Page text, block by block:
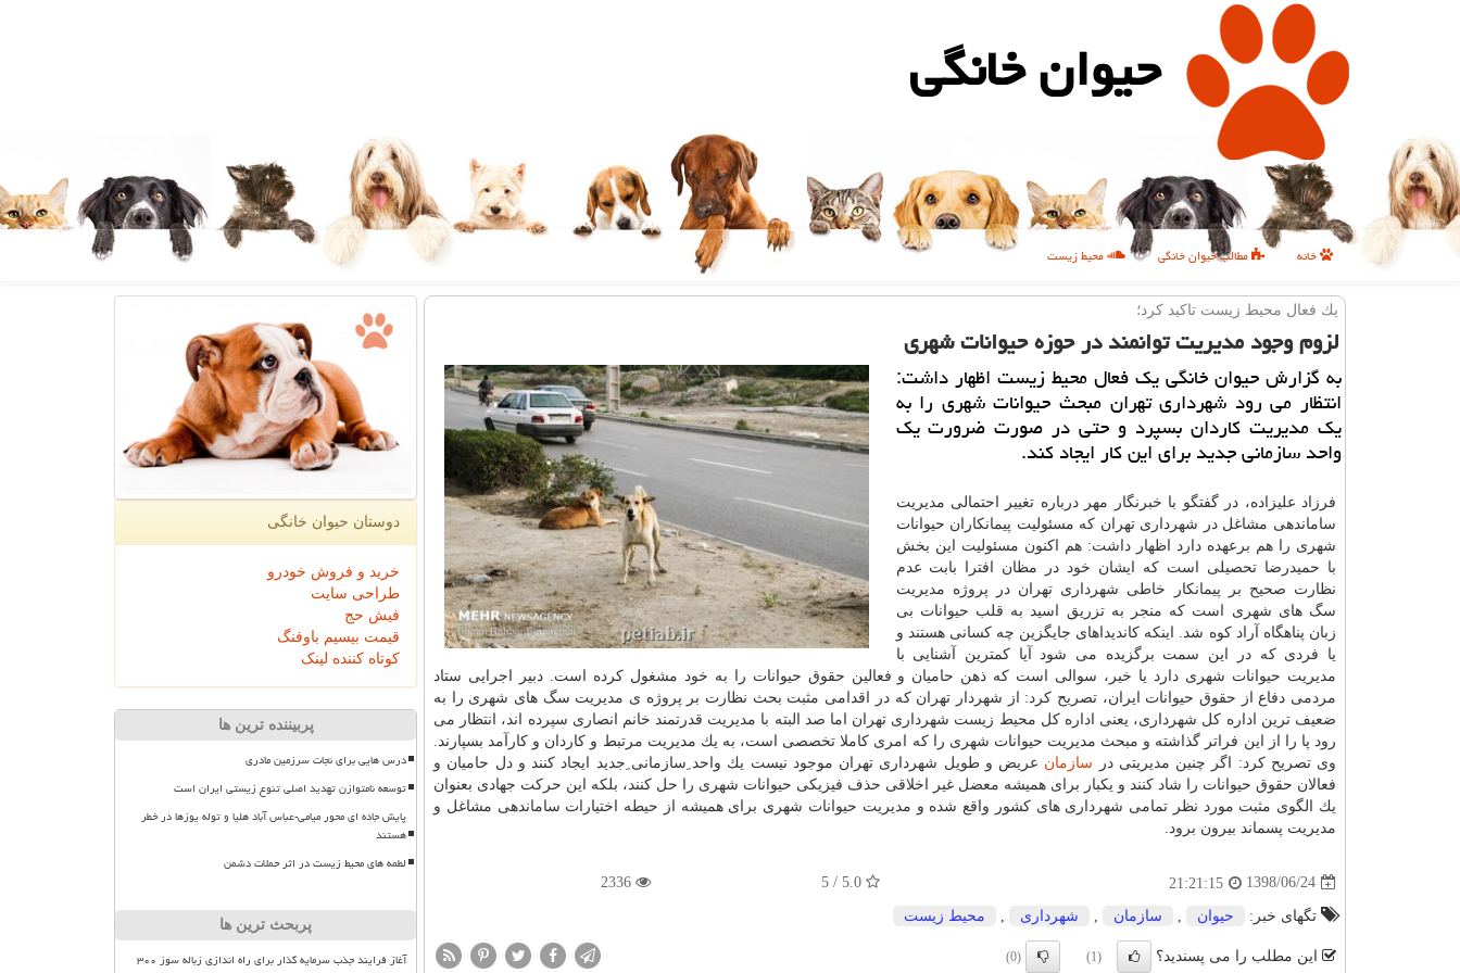
حیوان خانگی
خانه مطالب حیوان خانگی محیط زیست
یك فعال محیط زیست تاكید كرد؛
لزوم وجود مدیریت توانمند در حوزه حیوانات شهری
به گزارش حیوان خانگی یك فعال محیط زیست اظهار داشت:
انتظار می رود شهرداری تهران مبحث حیوانات شهری را به
یك مدیریت كاردان بسپرد و حتی در صورت ضرورت یك
واحد سازمانی جدید برای این كار ایجاد كند.
فرزاد علیزاده، در گفتگو با خبرنگار مهر درباره تغییر احتمالی مدیریت
ساماندهی مشاغل در شهرداری تهران كه مسئولیت پیمانكاران حیوانات
شهری را هم برعهده دارد اظهار داشت: هم اكنون مسئولیت این بخش
با حمیدرضا تحصیلی است كه ایشان خود در مظان افترا بابت عدم
نظارت صحیح بر پیمانكار خاطی شهرداری تهران در پروژه مدیریت
سگ های شهری است كه منجر به تزریق اسید به قلب حیوانات بی
زبان پناهگاه آراد كوه شد. اینكه كاندیداهای جایگزین چه كسانی هستند و
یا فردی كه در این سمت برگزیده می شود آیا كمترین آشنایی با
مدیریت حیوانات شهری دارد یا خیر، سوالی است كه ذهن حامیان و فعالین حقوق حیوانات را به خود مشغول كرده است. دبیر اجرایی ستاد
مردمی دفاع از حقوق حیوانات ایران، تصریح كرد: از شهردار تهران كه در اقدامی مثبت بحث نظارت بر پروژه ی مدیریت سگ های شهری را به
ضعیف ترین اداره كل شهرداری، یعنی اداره كل محیط زیست شهرداری تهران اما صد البته با مدیریت قدرتمند خانم انصاری سپرده اند، انتظار می
رود پا را از این فراتر گذاشته و مبحث مدیریت حیوانات شهری را كه امری كاملا تخصصی است، به یك مدیریت مرتبط و كاردان و كارآمد بسپارند.
وی تصریح كرد: اگر چنین مدیریتی در سازمان عریض و طویل شهرداری تهران موجود نیست یك واحد ِسازمانی ِجدید ایجاد كنند و دل حامیان و
فعالان حقوق حیوانات را شاد كنند و یكبار برای همیشه معضل غیر اخلاقی حذف فیزیكی حیوانات شهری را حل كنند، بلكه این حركت جهادی بعنوان
یك الگوی مثبت مورد نظر تمامی شهرداری های كشور واقع شده و مدیریت حیوانات شهری برای همیشه از حیطه اختیارات ساماندهی مشاغل و
مدیریت پسماند بیرون برود.
1398/06/24
21:21:15
5.0 / 5
2336
تگهای خبر: حیوان سازمان شهرداری محیط زیست
این مطلب را می پسندید؟ (1)
(0)
دوستان حیوان خانگی
خرید و فروش خودرو
طراحی سایت
فیش حج
قیمت بیسیم باوفنگ
کوتاه کننده لینک
پربیننده ترین ها
درس هایی برای نجات سرزمین مادری
توسعه نامتوازن تهدید اصلی تنوع زیستی ایران است
پایش جاده ای محور میامی-عباس آباد هلیا و توله یوزها در خطر
هستند
لطمه های محیط زیست در اثر حملات دشمن
پربحث ترین ها
آغاز فرایند جذب سرمایه گذار برای راه اندازی زباله سوز ۳۰۰